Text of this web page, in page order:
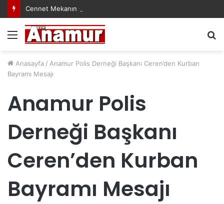
Cennet Mekanın Olsun Duygu Öksüz Canova
Menü
Anasayfa / Anamur Polis Derneği Başkanı Ceren’den Kurban
Bayramı Mesajı
Anamur Polis
Derneği Başkanı
Ceren’den Kurban
Bayramı Mesajı